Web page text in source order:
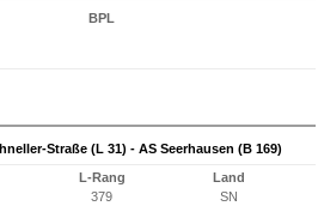
BPL
Straße (L 31) - AS Seerhausen (B 169)
L-Rang
379
Land
SN